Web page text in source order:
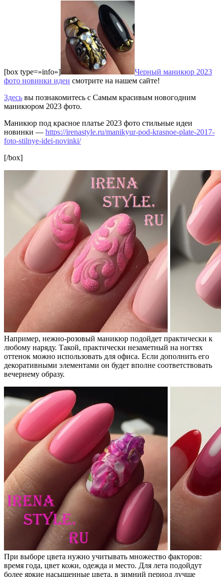
[box type=»info»]
Черный маникюр 2023
фото новинки идеи смотрите на нашем сайте!
Здесь вы познакомитесь с Самым красивым новогодним
маникюром 2023 фото.
Маникюр под красное платье 2023 фото стильные идеи
новинки — https://irenastyle.ru/manikyur-pod-krasnoe-plate-2017-
foto-stilnye-idei-novinki/
[/box]
Например, нежно-розовый маникюр подойдет практически к
любому наряду. Такой, практически незаметный на ногтях
оттенок можно использовать для офиса. Если дополнить его
декоративными элементами он будет вполне соответствовать
вечернему образу.
При выборе цвета нужно учитывать множество факторов:
время года, цвет кожи, одежда и место. Для лета подойдут
более яркие насыщенные цвета, в зимний период лучше